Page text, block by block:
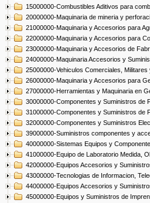
15000000-Combustibles Aditivos para
20000000-Maquinaria de mineria y
21000000-Maquinaria y Accesorios para
22000000-Maquinaria y Accesorios para
23000000-Maquinaria y Accesorios de
24000000-Maquinaria Accesorios y
25000000-Vehiculos Comerciales,
26000000-Maquinaria y Accesorios para
27000000-Herramientas y Maquinaria en
30000000-Componentes y Suministros
31000000-Componentes y Suministros de
32000000-Componentes y Suministros
39000000-Suministros componentes y
40000000-Sistemas Equipos y
41000000-Equipo de Laboratorio Medida,
42000000-Equipos Accesorios y
43000000-Tecnologias de Informacion,
44000000-Equipos Accesorios y
45000000-Equipos y Suministros de